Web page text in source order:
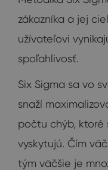
zákazníka a jej
užívateľovi
spoľahlivosť.
Six Sigma sa vo
snaží
počtu chýb, ktoré
vyskytujú. Čím
tým väčšie je